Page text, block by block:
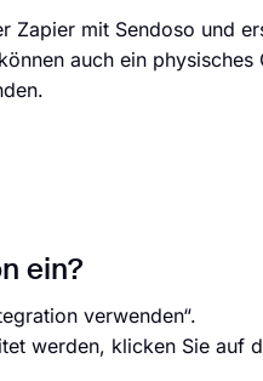
Zapier mit Sendoso und
auch ein
ein?
verwenden“.
werden, klicken Sie auf